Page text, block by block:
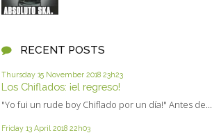
RECENT POSTS
Thursday 15 November 2018 23h23
Los Chiflados: ¡el regreso!
"Yo fui un rude boy Chiflado por un día!" Antes de...
Friday 13 April 2018 22h03